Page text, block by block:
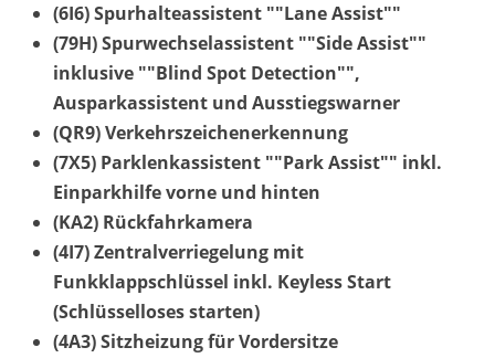
(6I6) Spurhalteassistent ""Lane Assist""
(79H) Spurwechselassistent ""Side Assist""
inklusive ""Blind Spot Detection"",
Ausparkassistent und Ausstiegswarner
(QR9) Verkehrszeichenerkennung
(7X5) Parklenkassistent ""Park Assist"" inkl.
Einparkhilfe vorne und hinten
(KA2) Rückfahrkamera
(4I7) Zentralverriegelung mit
Funkklappschlüssel inkl. Keyless Start
(Schlüsselloses starten)
(4A3) Sitzheizung für Vordersitze